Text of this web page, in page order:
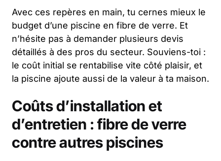
Avec ces repères en main, tu cernes mieux le
budget d’une piscine en fibre de verre. Et
n’hésite pas à demander plusieurs devis
détaillés à des pros du secteur. Souviens-toi :
le coût initial se rentabilise vite côté plaisir, et
la piscine ajoute aussi de la valeur à ta maison.
Coûts d’installation et
d’entretien : fibre de verre
contre autres piscines